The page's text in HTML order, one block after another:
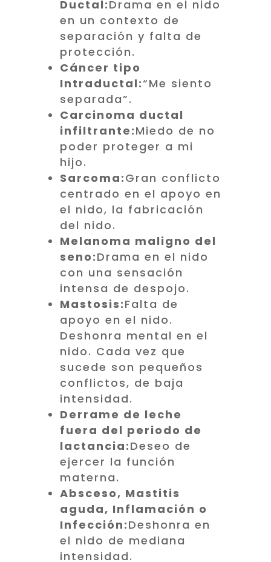
Ductal:Drama en el nido
en un contexto de
separación y falta de
protección.
Cáncer tipo
Intraductal:“Me siento
separada”.
Carcinoma ductal
infiltrante:Miedo de no
poder proteger a mi
hijo.
Sarcoma:Gran conflicto
centrado en el apoyo en
el nido, la fabricación
del nido.
Melanoma maligno del
seno:Drama en el nido
con una sensación
intensa de despojo.
Mastosis:Falta de
apoyo en el nido.
Deshonra mental en el
nido. Cada vez que
sucede son pequeños
conflictos, de baja
intensidad.
Derrame de leche
fuera del periodo de
lactancia:Deseo de
ejercer la función
materna.
Absceso, Mastitis
aguda, Inflamación o
Infección:Deshonra en
el nido de mediana
intensidad.